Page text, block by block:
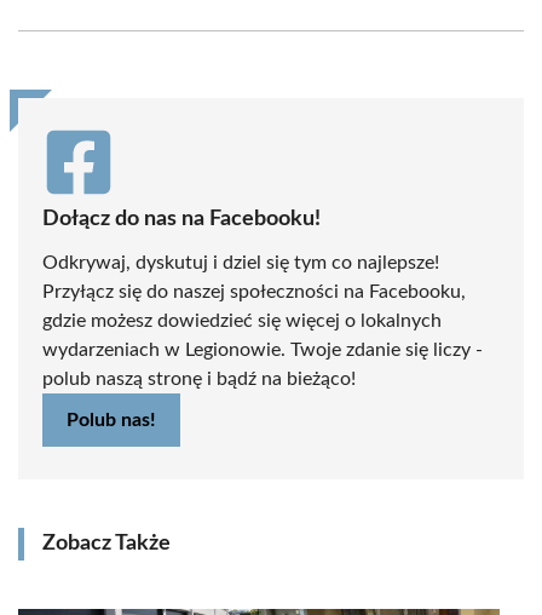
(Twitter)
Dołącz do nas na Facebooku!
Odkrywaj, dyskutuj i dziel się tym co najlepsze!
Przyłącz się do naszej społeczności na Facebooku,
gdzie możesz dowiedzieć się więcej o lokalnych
wydarzeniach w Legionowie. Twoje zdanie się liczy -
polub naszą stronę i bądź na bieżąco!
Polub nas!
Zobacz Także